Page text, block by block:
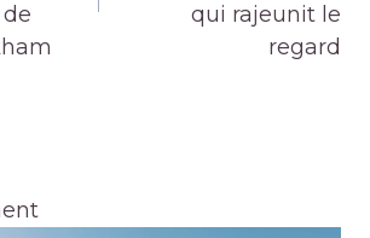
qui rajeunit le
regard